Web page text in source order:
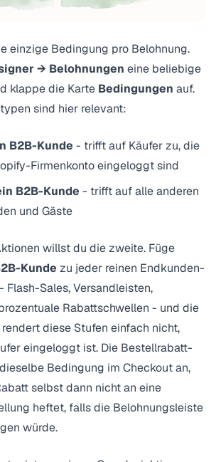
einzige Bedingung pro Belohnung.
→ Belohnungen eine beliebige
klappe die Karte Bedingungen auf.
sind hier relevant:
B2B-Kunde - trifft auf Käufer zu, die
Firmenkonto eingeloggt sind
B2B-Kunde - trifft auf alle anderen
und Gäste
willst du die zweite. Füge
Kunde zu jeder reinen Endkunden-
Flash-Sales, Versandleisten,
Rabattschwellen - und die
diese Stufen einfach nicht,
eingeloggt ist. Die Bestellrabatt-
Bedingung im Checkout an,
selbst dann nicht an eine
heftet, falls die Belohnungsleiste
würde.